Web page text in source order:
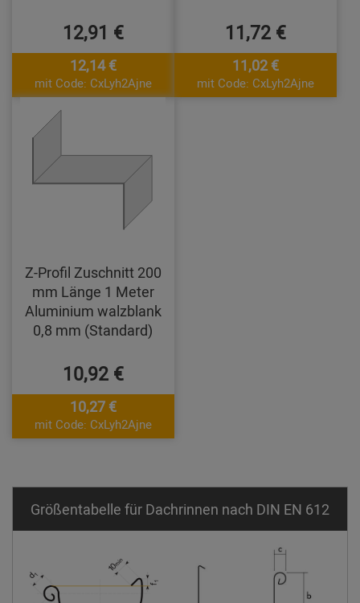
12,91 €
12,14 €
mit Code: CxLyh2Ajne
11,72 €
11,02 €
mit Code: CxLyh2Ajne
Z-Profil Zuschnitt 200
mm Länge 1 Meter
Aluminium walzblank
0,8 mm (Standard)
10,92 €
10,27 €
mit Code: CxLyh2Ajne
Größentabelle für Dachrinnen nach DIN EN 612